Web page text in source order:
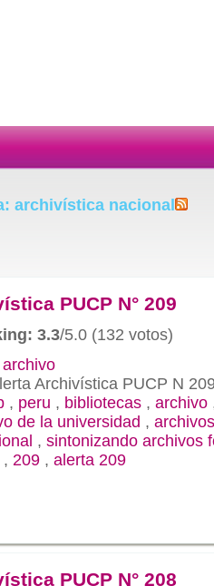
archivística nacional
PUCP N° 209
3.3/5.0 (132 votos)
archivo
Archivística PUCP N
, peru , bibliotecas , archivo
de la universidad ,
, sintonizando archivos
, 209 , alerta 209
PUCP N° 208